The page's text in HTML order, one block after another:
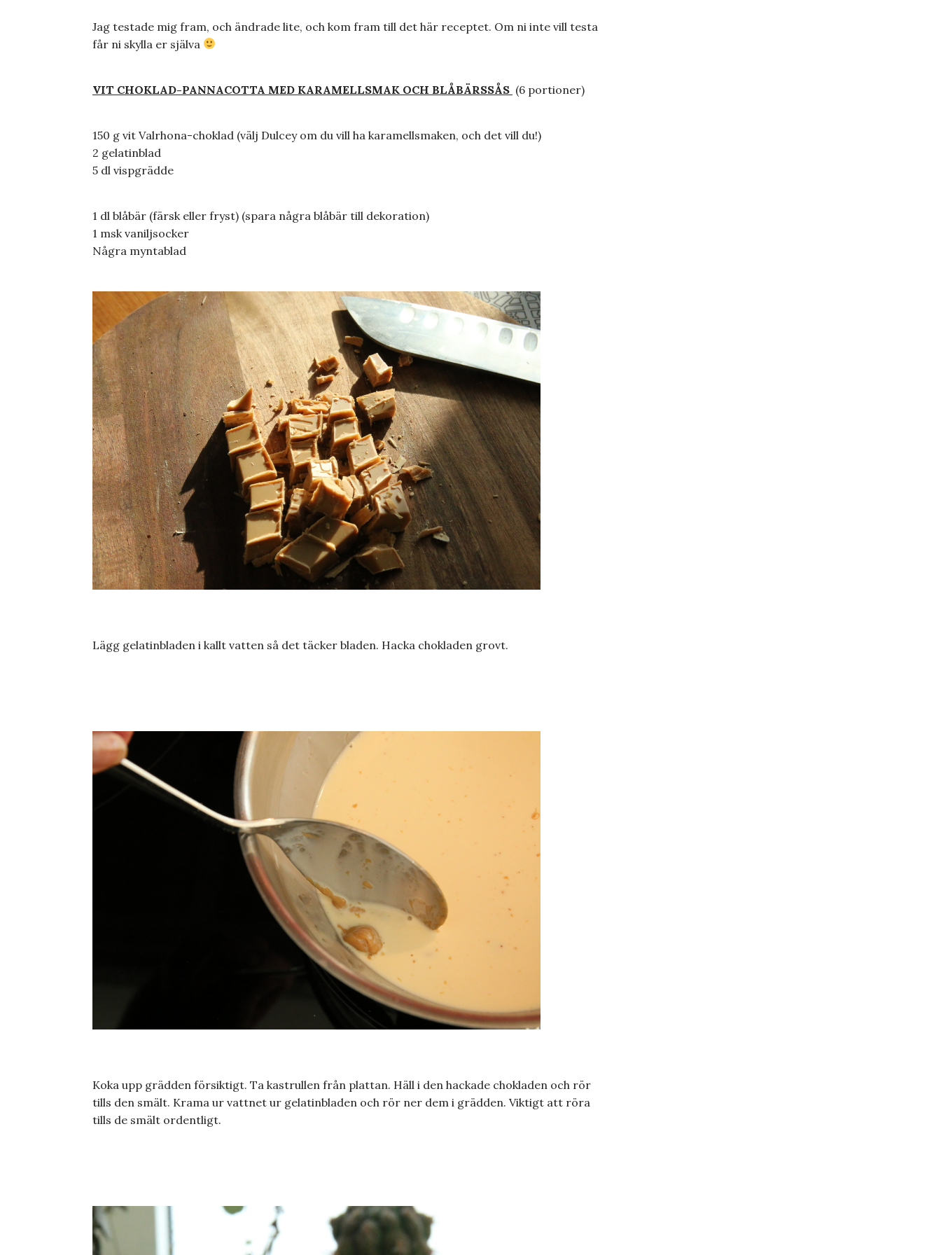
Jag testade mig fram, och ändrade lite, och kom fram till det här receptet. Om ni inte vill testa
får ni skylla er själva
VIT CHOKLAD-PANNACOTTA MED KARAMELLSMAK OCH BLÅBÄRSSÅS (6 portioner)
150 g vit Valrhona-choklad (välj Dulcey om du vill ha karamellsmaken, och det vill du!)
2 gelatinblad
5 dl vispgrädde
1 dl blåbär (färsk eller fryst) (spara några blåbär till dekoration)
1 msk vaniljsocker
Några myntablad
Lägg gelatinbladen i kallt vatten så det täcker bladen. Hacka chokladen grovt.
Koka upp grädden försiktigt. Ta kastrullen från plattan. Häll i den hackade chokladen och rör
tills den smält. Krama ur vattnet ur gelatinbladen och rör ner dem i grädden. Viktigt att röra
tills de smält ordentligt.